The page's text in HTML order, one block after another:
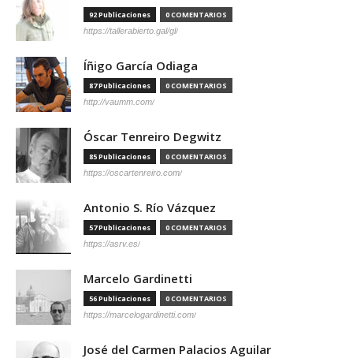
92 Publicaciones 0 COMENTARIOS
https://tallerabierto.gal/gl/
Íñigo García Odiaga
87 Publicaciones 0 COMENTARIOS
http://vaumm.com/
Óscar Tenreiro Degwitz
85 Publicaciones 0 COMENTARIOS
https://oscartenreiro.com/
Antonio S. Río Vázquez
57 Publicaciones 0 COMENTARIOS
https://asrv.es/
Marcelo Gardinetti
56 Publicaciones 0 COMENTARIOS
https://marcelogardinetti.com/
José del Carmen Palacios Aguilar